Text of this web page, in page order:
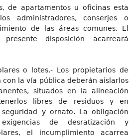
de apartamentos u oficinas esta
administradores, conserjes o
de las áreas comunes. El
disposición acarreará
o lotes.- Los propietarios de
con la vía pública deberán aislarlos
situados en la alineación
libres de residuos y en
y ornato. La obligación
de desratización y
el incumplimiento acarrea